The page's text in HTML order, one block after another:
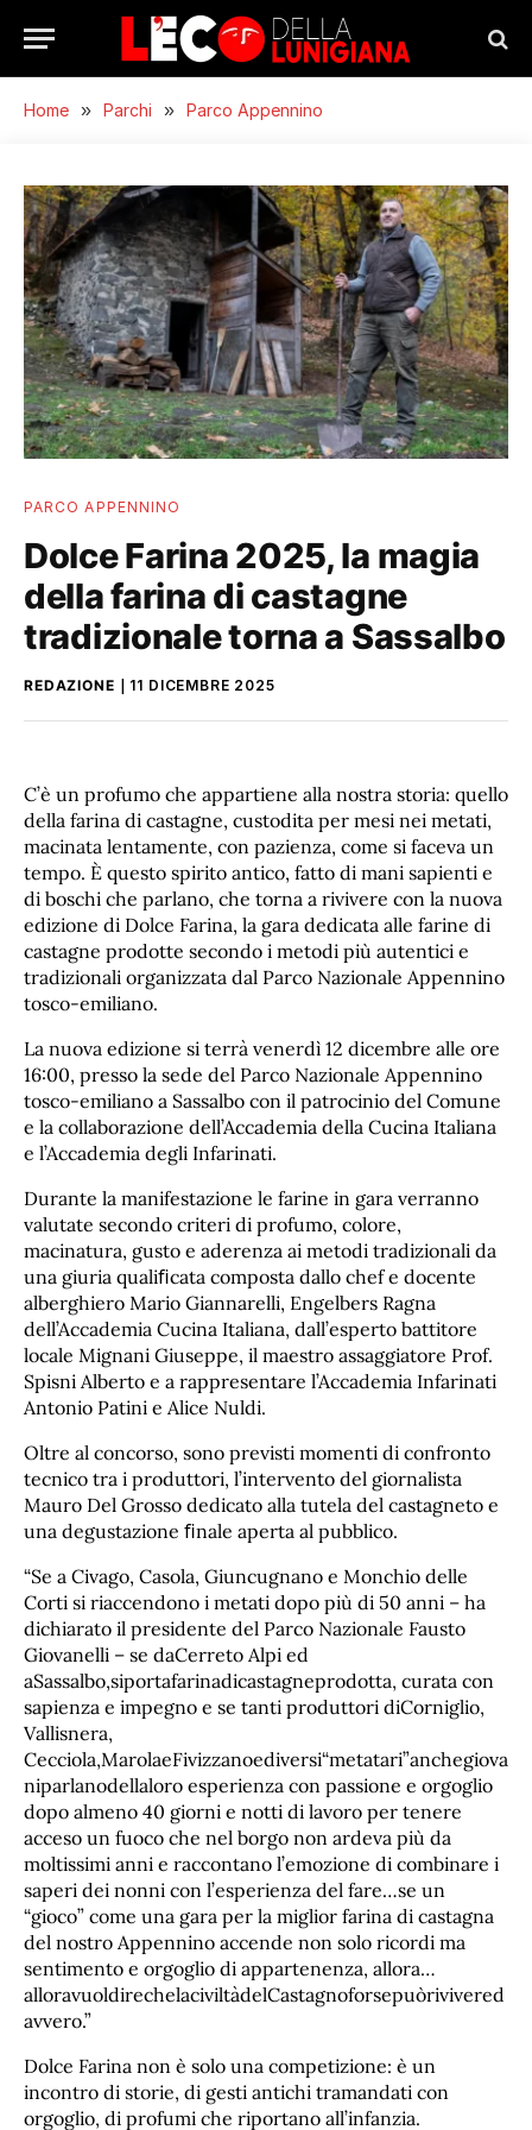
Home » Parchi » Parco Appennino
PARCO APPENNINO
Dolce Farina 2025, la magia
della farina di castagne
tradizionale torna a Sassalbo
REDAZIONE 11 DICEMBRE 2025
C’è un profumo che appartiene alla nostra storia: quello
della farina di castagne, custodita per mesi nei metati,
macinata lentamente, con pazienza, come si faceva un
tempo. È questo spirito antico, fatto di mani sapienti e
di boschi che parlano, che torna a rivivere con la nuova
edizione di Dolce Farina, la gara dedicata alle farine di
castagne prodotte secondo i metodi più autentici e
tradizionali organizzata dal Parco Nazionale Appennino
tosco-emiliano.
La nuova edizione si terrà venerdì 12 dicembre alle ore
16:00, presso la sede del Parco Nazionale Appennino
tosco-emiliano a Sassalbo con il patrocinio del Comune
e la collaborazione dell’Accademia della Cucina Italiana
e l’Accademia degli Infarinati.
Durante la manifestazione le farine in gara verranno
valutate secondo criteri di profumo, colore,
macinatura, gusto e aderenza ai metodi tradizionali da
una giuria qualiﬁcata composta dallo chef e docente
alberghiero Mario Giannarelli, Engelbers Ragna
dell’Accademia Cucina Italiana, dall’esperto battitore
locale Mignani Giuseppe, il maestro assaggiatore Prof.
Spisni Alberto e a rappresentare l’Accademia Infarinati
Antonio Patini e Alice Nuldi.
Oltre al concorso, sono previsti momenti di confronto
tecnico tra i produttori, l’intervento del giornalista
Mauro Del Grosso dedicato alla tutela del castagneto e
una degustazione ﬁnale aperta al pubblico.
“Se a Civago, Casola, Giuncugnano e Monchio delle
Corti si riaccendono i metati dopo più di 50 anni – ha
dichiarato il presidente del Parco Nazionale Fausto
Giovanelli – se daCerreto Alpi ed
aSassalbo,siportafarinadicastagneprodotta, curata con
sapienza e impegno e se tanti produttori diCorniglio,
Vallisnera,
Cecciola,MarolaeFivizzanoediversi“metatari”anchegiova
niparlanodellaloro esperienza con passione e orgoglio
dopo almeno 40 giorni e notti di lavoro per tenere
acceso un fuoco che nel borgo non ardeva più da
moltissimi anni e raccontano l’emozione di combinare i
saperi dei nonni con l’esperienza del fare…se un
“gioco” come una gara per la miglior farina di castagna
del nostro Appennino accende non solo ricordi ma
sentimento e orgoglio di appartenenza, allora…
alloravuoldirechelaciviltàdelCastagnoforsepuòrivivered
avvero.”
Dolce Farina non è solo una competizione: è un
incontro di storie, di gesti antichi tramandati con
orgoglio, di profumi che riportano all’infanzia.